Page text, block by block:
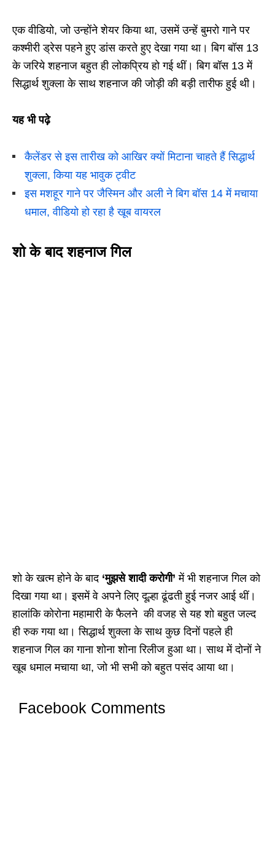
एक वीडियो, जो उन्होंने शेयर किया था, उसमें उन्हें बुमरो गाने पर
कश्मीरी ड्रेस पहने हुए डांस करते हुए देखा गया था। बिग बॉस 13
के जरिये शहनाज बहुत ही लोकप्रिय हो गई थीं। बिग बॉस 13 में
सिद्धार्थ शुक्ला के साथ शहनाज की जोड़ी की बड़ी तारीफ हुई थी।
यह भी पढ़े
कैलेंडर से इस तारीख को आखिर क्यों मिटाना चाहते हैं सिद्धार्थ
शुक्ला, किया यह भावुक ट्वीट
इस मशहूर गाने पर जैस्मिन और अली ने बिग बॉस 14 में मचाया
धमाल, वीडियो हो रहा है खूब वायरल
शो के बाद शहनाज गिल
शो के खत्म होने के बाद‘मुझसे शादी करोगी’में भी शहनाज गिल को
दिखा गया था। इसमें वे अपने लिए दूल्हा ढूंढती हुई नजर आई थीं।
हालांकि कोरोना महामारी के फैलने की वजह से यह शो बहुत जल्द
ही रुक गया था। सिद्धार्थ शुक्ला के साथ कुछ दिनों पहले ही
शहनाज गिल का गाना शोना शोना रिलीज हुआ था। साथ में दोनों ने
खूब धमाल मचाया था, जो भी सभी को बहुत पसंद आया था।
Facebook Comments